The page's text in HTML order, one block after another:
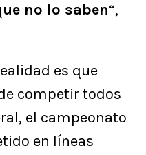
no lo saben“,
es que
competir todos
el campeonato
en líneas